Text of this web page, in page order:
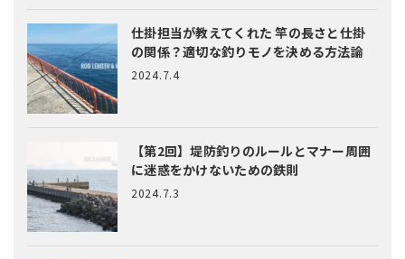
仕掛担当が教えてくれた竿の長さと仕掛
の関係？適切な釣りモノを決める方法論
2024.7.4
【第2回】堤防釣りのルールとマナー周囲
に迷惑をかけないための鉄則
2024.7.3